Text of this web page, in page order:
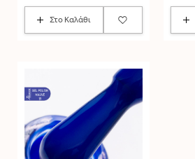
Στο Καλάθι